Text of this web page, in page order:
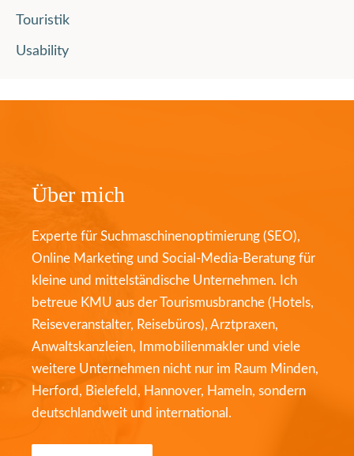
Touristik
Usability
Über mich
Experte für Suchmaschinenoptimierung (SEO),
Online Marketing und Social-Media-Beratung für
kleine und mittelständische Unternehmen. Ich
betreue KMU aus der Tourismusbranche (Hotels,
Reiseveranstalter, Reisebüros), Arztpraxen,
Anwaltskanzleien, Immobilienmakler und viele
weitere Unternehmen nicht nur im Raum Minden,
Herford, Bielefeld, Hannover, Hameln, sondern
deutschlandweit und international.